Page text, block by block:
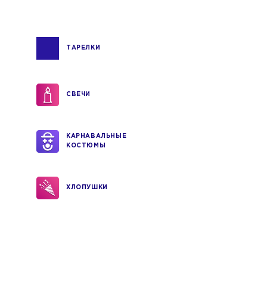
ТАРЕЛКИ
СВЕЧИ
КАРНАВАЛЬНЫЕ
КОСТЮМЫ
ХЛОПУШКИ